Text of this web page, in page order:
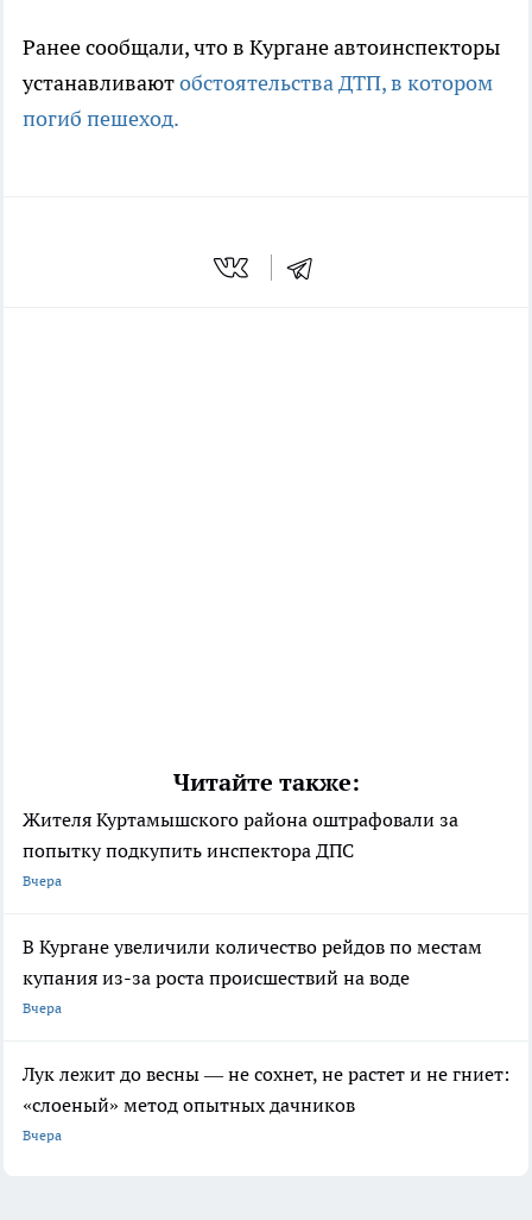
Ранее сообщали, что в Кургане автоинспекторы
устанавливаютобстоятельства ДТП, в котором
погиб пешеход.
Читайте также:
Жителя Куртамышского района оштрафовали за
попытку подкупить инспектора ДПС
Вчера
В Кургане увеличили количество рейдов по местам
купания из-за роста происшествий на воде
Вчера
Лук лежит до весны — не сохнет, не растет и не гниет:
«слоеный» метод опытных дачников
Вчера